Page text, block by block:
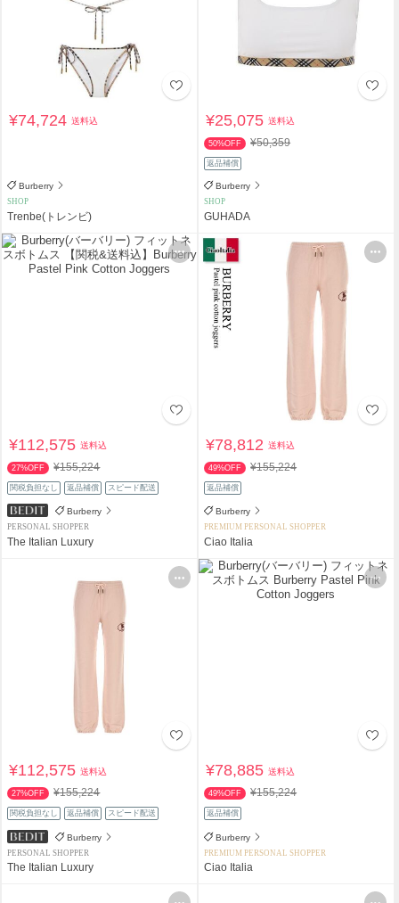
¥74,724送料込
Burberry
SHOP
Trenbe(トレンビ)
¥25,075送料込
50%OFF ¥50,359
返品補償
Burberry
SHOP
GUHADA
¥112,575送料込
27%OFF ¥155,224
関税負担なし 返品補償 スピード配送
Burberry
PERSONAL SHOPPER
The Italian Luxury
¥78,812送料込
49%OFF ¥155,224
返品補償
Burberry
PREMIUM PERSONAL SHOPPER
Ciao Italia
¥112,575送料込
27%OFF ¥155,224
関税負担なし 返品補償 スピード配送
Burberry
PERSONAL SHOPPER
The Italian Luxury
¥78,885送料込
49%OFF ¥155,224
返品補償
Burberry
PREMIUM PERSONAL SHOPPER
Ciao Italia